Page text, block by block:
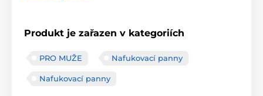
Produkt je zařazen v kategoriích
PRO MUŽE Nafukovací panny
Nafukovací panny